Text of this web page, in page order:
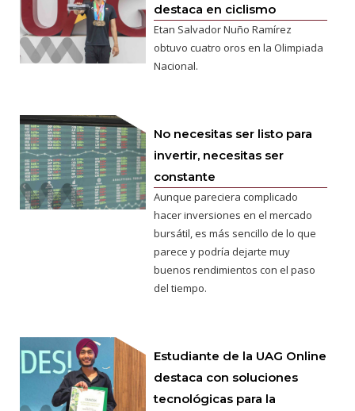
destaca en ciclismo
Etan Salvador Nuño Ramírez
obtuvo cuatro oros en la Olimpiada
Nacional.
No necesitas ser listo para
invertir, necesitas ser
constante
Aunque pareciera complicado
hacer inversiones en el mercado
bursátil, es más sencillo de lo que
parece y podría dejarte muy
buenos rendimientos con el paso
del tiempo.
Estudiante de la UAG Online
destaca con soluciones
tecnológicas para la